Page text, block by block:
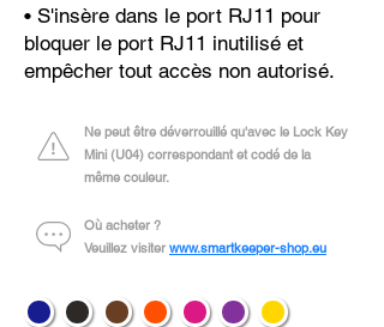
• S'insère dans le port RJ11 pour
bloquer le port RJ11 inutilisé et
empêcher tout accès non autorisé.
Ne peut être déverrouillé qu'avec le Lock Key
Mini (U04) correspondant et codé de la
même couleur.
Où acheter ?
Veuillez visiter www.smartkeeper-shop.eu